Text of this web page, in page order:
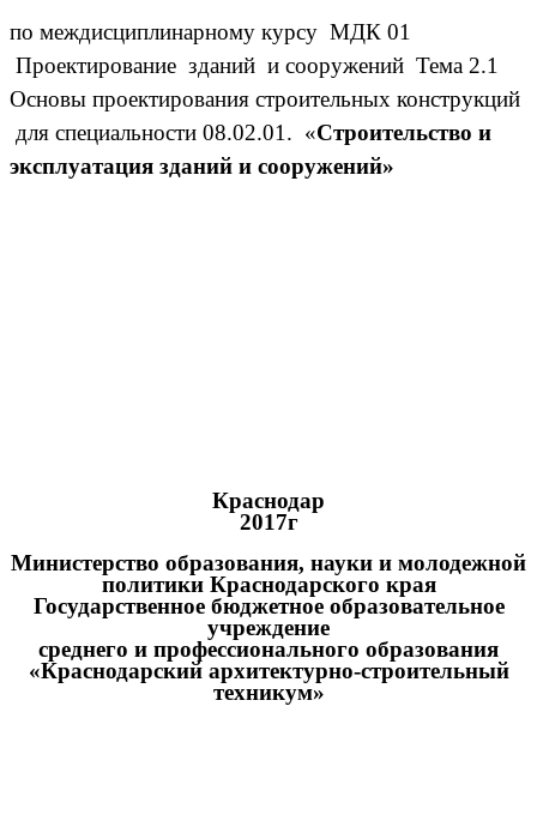
по междисциплинарному курсу МДК 01
Проектирование зданий и сооружений Тема 2.1
Основы проектирования строительных конструкций
для специальности 08.02.01. «Строительство и
эксплуатация зданий и сооружений»
Краснодар
2017г
Министерство образования, науки и молодежной
политики Краснодарского края
Государственное бюджетное образовательное
учреждение
среднего и профессионального образования
«Краснодарский архитектурно-строительный
техникум»